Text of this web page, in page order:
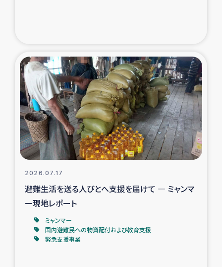
2026.07.17
避難生活を送る人びとへ支援を届けて ― ミャンマ
ー現地レポート
ミャンマー
国内避難民への物資配付および教育支援
緊急支援事業